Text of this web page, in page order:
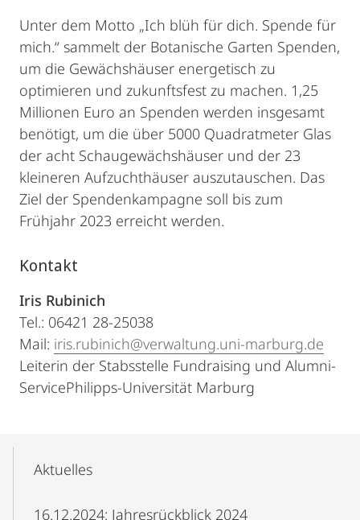
Unter dem Motto „Ich blüh für dich. Spende für
mich.“ sammelt der Botanische Garten Spenden,
um die Gewächshäuser energetisch zu
optimieren und zukunftsfest zu machen. 1,25
Millionen Euro an Spenden werden insgesamt
benötigt, um die über 5000 Quadratmeter Glas
der acht Schaugewächshäuser und der 23
kleineren Aufzuchthäuser auszutauschen. Das
Ziel der Spendenkampagne soll bis zum
Frühjahr 2023 erreicht werden.
Kontakt
Iris Rubinich
Tel.: 06421 28-25038
Mail: iris.rubinich@verwaltung.uni-marburg.de
Leiterin der Stabsstelle Fundraising und Alumni-
ServicePhilipps-Universität Marburg
NavigationAktuelles
16.12.2024: Jahresrückblick 2024